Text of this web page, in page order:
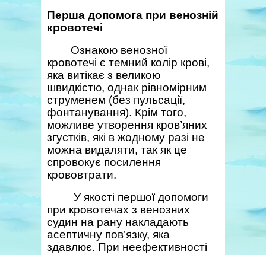
Перша допомога при венозній
кровотечі
Ознакою венозної
кровотечі є темний колір крові,
яка витікає з великою
швидкістю, однак рівномірним
струменем (без пульсації,
фонтанування). Крім того,
можливе утворення кров’яних
згустків, які в жодному разі не
можна видаляти, так як це
спровокує посилення
крововтрати.
У якості першої допомоги
при кровотечах з венозних
судин на рану накладають
асептичну пов’язку, яка
здавлює. При неефективності